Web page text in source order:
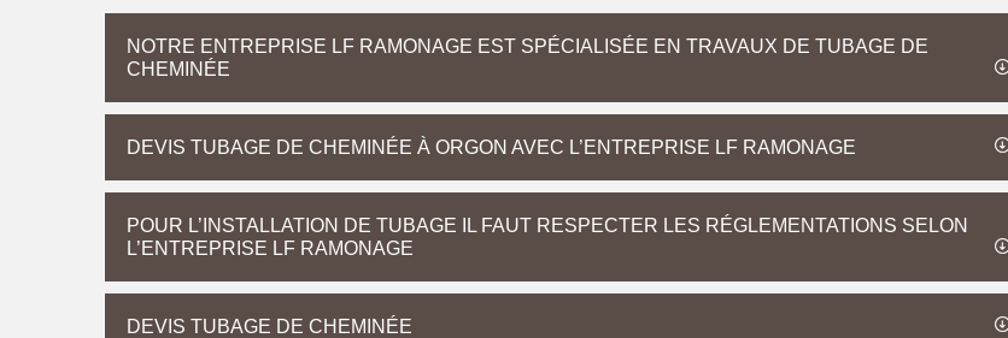
NOTRE ENTREPRISE LF RAMONAGE EST SPÉCIALISÉE EN TRAVAUX DE TUBAGE DE
CHEMINÉE
DEVIS TUBAGE DE CHEMINÉE À ORGON AVEC L’ENTREPRISE LF RAMONAGE
POUR L’INSTALLATION DE TUBAGE IL FAUT RESPECTER LES RÉGLEMENTATIONS SELON
L’ENTREPRISE LF RAMONAGE
DEVIS TUBAGE DE CHEMINÉE